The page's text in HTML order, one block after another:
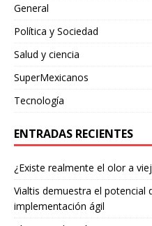
General
Política y Sociedad
Salud y ciencia
SuperMexicanos
Tecnología
ENTRADAS RECIENTES
¿Existe realmente el olor a
Vialtis demuestra el potencial
implementación ágil